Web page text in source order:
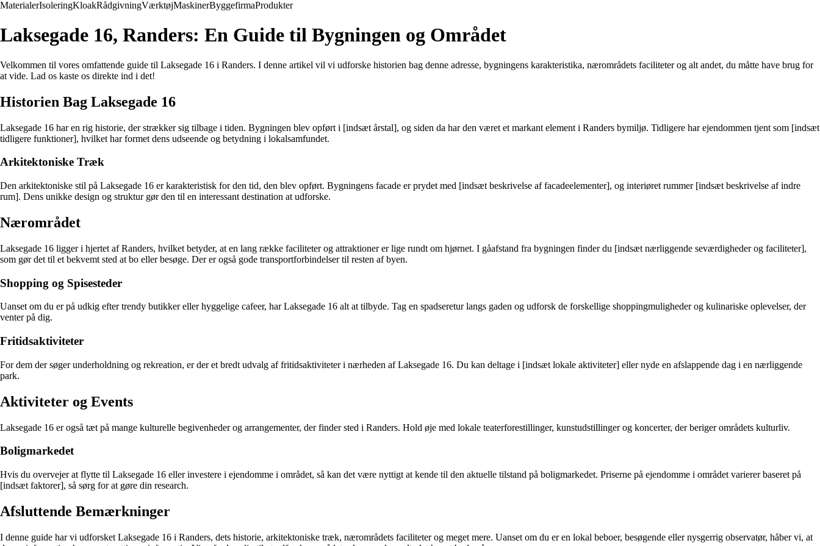
MaterialerIsoleringKloakRådgivningVærktøjMaskinerByggefirmaProdukter
Laksegade 16, Randers: En Guide til Bygningen og Området
Velkommen til vores omfattende guide til Laksegade 16 i Randers. I denne artikel vil vi udforske historien bag denne adresse, bygningens karakteristika, nærområdets faciliteter og alt andet, du måtte have brug for
at vide. Lad os kaste os direkte ind i det!
Historien Bag Laksegade 16
Laksegade 16 har en rig historie, der strækker sig tilbage i tiden. Bygningen blev opført i [indsæt årstal], og siden da har den været et markant element i Randers bymiljø. Tidligere har ejendommen tjent som [indsæt
tidligere funktioner], hvilket har formet dens udseende og betydning i lokalsamfundet.
Arkitektoniske Træk
Den arkitektoniske stil på Laksegade 16 er karakteristisk for den tid, den blev opført. Bygningens facade er prydet med [indsæt beskrivelse af facadeelementer], og interiøret rummer [indsæt beskrivelse af indre
rum]. Dens unikke design og struktur gør den til en interessant destination at udforske.
Nærområdet
Laksegade 16 ligger i hjertet af Randers, hvilket betyder, at en lang række faciliteter og attraktioner er lige rundt om hjørnet. I gåafstand fra bygningen finder du [indsæt nærliggende seværdigheder og faciliteter],
som gør det til et bekvemt sted at bo eller besøge. Der er også gode transportforbindelser til resten af byen.
Shopping og Spisesteder
Uanset om du er på udkig efter trendy butikker eller hyggelige cafeer, har Laksegade 16 alt at tilbyde. Tag en spadseretur langs gaden og udforsk de forskellige shoppingmuligheder og kulinariske oplevelser, der
venter på dig.
Fritidsaktiviteter
For dem der søger underholdning og rekreation, er der et bredt udvalg af fritidsaktiviteter i nærheden af Laksegade 16. Du kan deltage i [indsæt lokale aktiviteter] eller nyde en afslappende dag i en nærliggende
park.
Aktiviteter og Events
Laksegade 16 er også tæt på mange kulturelle begivenheder og arrangementer, der finder sted i Randers. Hold øje med lokale teaterforestillinger, kunstudstillinger og koncerter, der beriger områdets kulturliv.
Boligmarkedet
Hvis du overvejer at flytte til Laksegade 16 eller investere i ejendomme i området, så kan det være nyttigt at kende til den aktuelle tilstand på boligmarkedet. Priserne på ejendomme i området varierer baseret på
[indsæt faktorer], så sørg for at gøre din research.
Afsluttende Bemærkninger
I denne guide har vi udforsket Laksegade 16 i Randers, dets historie, arkitektoniske træk, nærområdets faciliteter og meget mere. Uanset om du er en lokal beboer, besøgende eller nysgerrig observatør, håber vi, at